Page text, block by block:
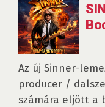
Az új Sinner-
producer /
számára eljött a